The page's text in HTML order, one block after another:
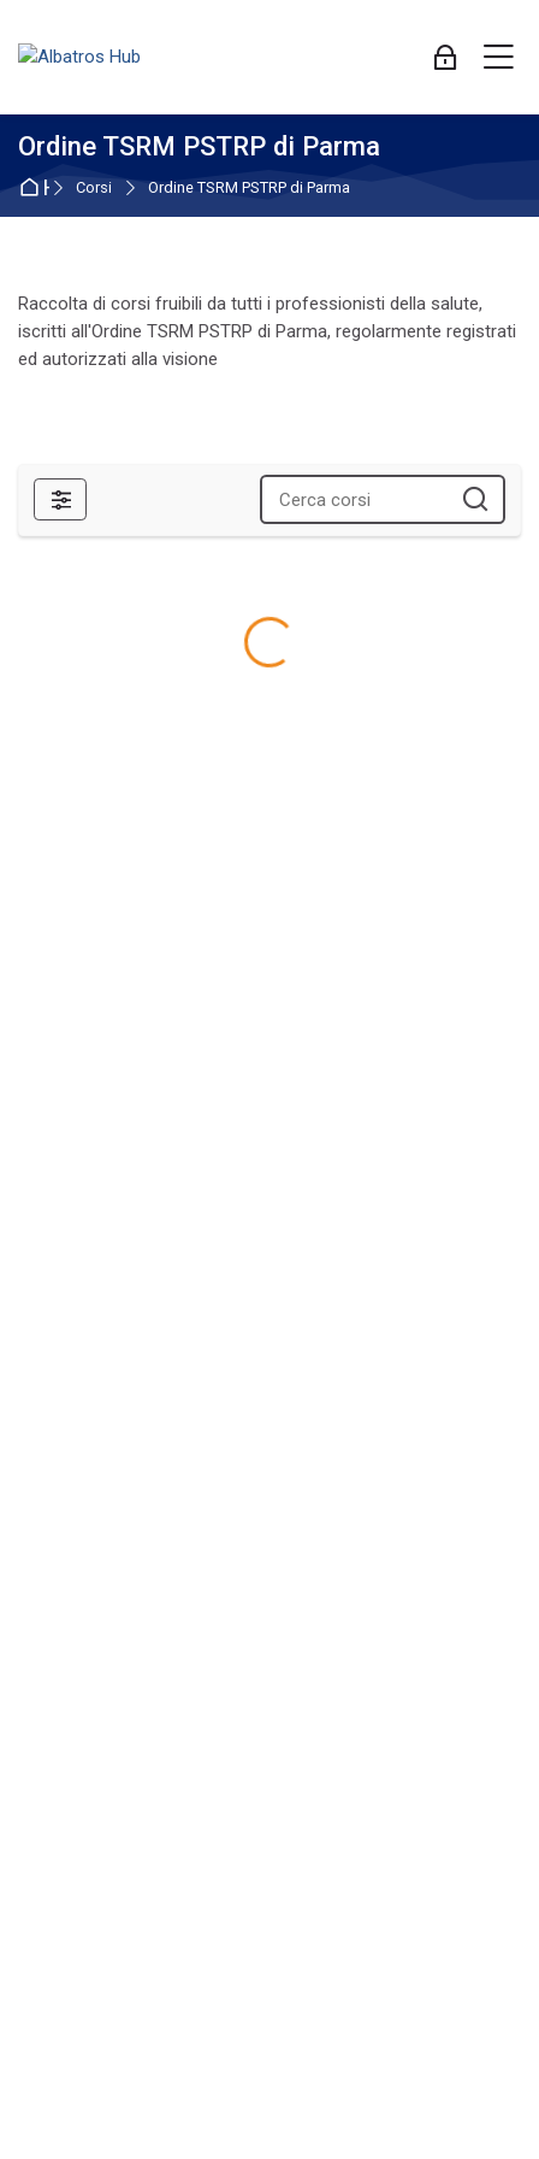
Login
Ordine TSRM PSTRP di Parma
Home
Corsi Ordine TSRM PSTRP di Parma
Raccolta di corsi fruibili da tutti i professionisti della salute,
iscritti all'Ordine TSRM PSTRP di Parma, regolarmente registrati
ed autorizzati alla visione
Filtri